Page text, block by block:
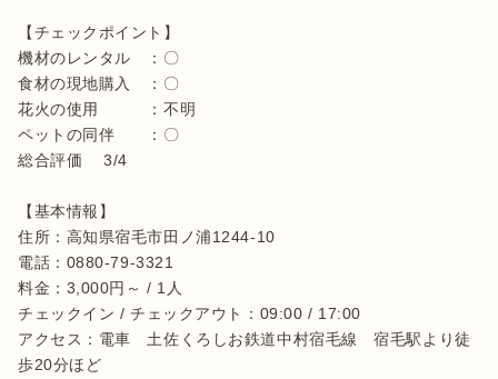
【チェックポイント】
機材のレンタル　：〇
食材の現地購入　：〇
花火の使用　　　：不明
ペットの同伴　　：〇
総合評価 　3/4
【基本情報】
住所：高知県宿毛市田ノ浦1244‐10
電話：0880-79-3321
料金：3,000円～ / 1人
チェックイン / チェックアウト：09:00 / 17:00
アクセス：電車　土佐くろしお鉄道中村宿毛線　宿毛駅より徒
歩20分ほど